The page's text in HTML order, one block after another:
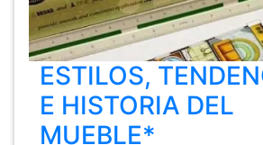
ESTILOS,
E HISTORIA DEL
MUEBLE*